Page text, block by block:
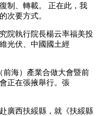
制、轉載。 正在此，我
次要方式。
執行院長楊云率福美投
光伏、中國國土經
海）產業合做大會暨前
正在張掖舉行。張
西扶綏縣，就《扶綏縣